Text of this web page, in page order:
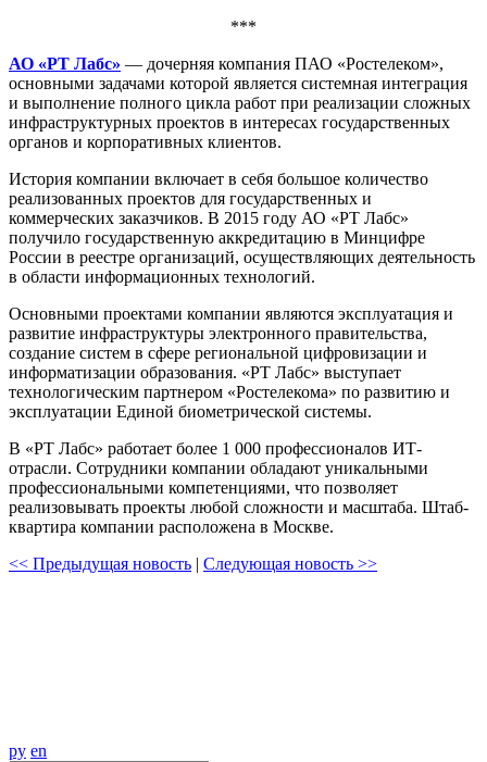
***
АО «РТ Лабс» — дочерняя компания ПАО «Ростелеком»,
основными задачами которой является системная интеграция
и выполнение полного цикла работ при реализации сложных
инфраструктурных проектов в интересах государственных
органов и корпоративных клиентов.
История компании включает в себя большое количество
реализованных проектов для государственных и
коммерческих заказчиков. В 2015 году АО «РТ Лабс»
получило государственную аккредитацию в Минцифре
России в реестре организаций, осуществляющих деятельность
в области информационных технологий.
Основными проектами компании являются эксплуатация и
развитие инфраструктуры электронного правительства,
создание систем в сфере региональной цифровизации и
информатизации образования. «РТ Лабс» выступает
технологическим партнером «Ростелекома» по развитию и
эксплуатации Единой биометрической системы.
В «РТ Лабс» работает более 1 000 профессионалов ИТ-
отрасли. Сотрудники компании обладают уникальными
профессиональными компетенциями, что позволяет
реализовывать проекты любой сложности и масштаба. Штаб-
квартира компании расположена в Москве.
<< Предыдущая новость | Следующая новость >>
ру en